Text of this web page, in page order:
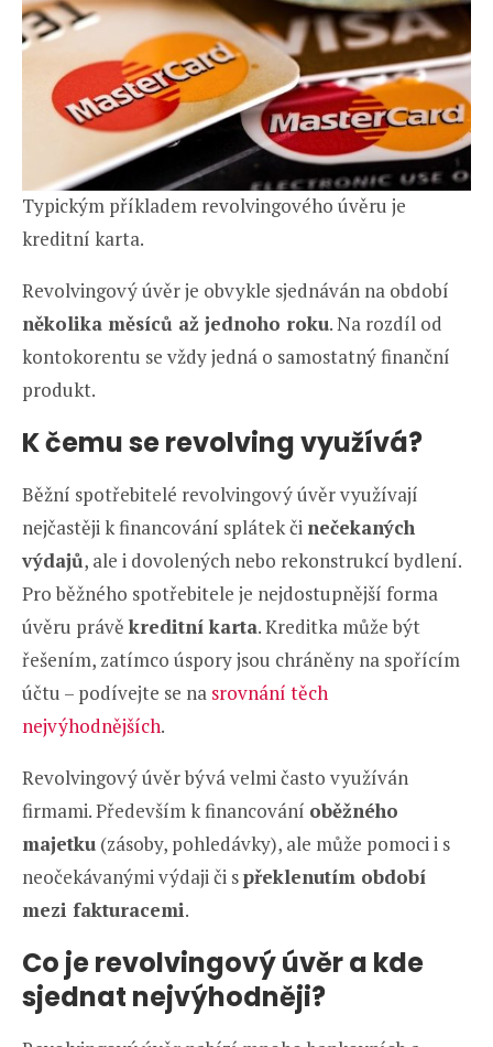
Typickým příkladem revolvingového úvěru je
kreditní karta.
Revolvingový úvěr je obvykle sjednáván na období
několika měsíců až jednoho roku. Na rozdíl od
kontokorentu se vždy jedná o samostatný finanční
produkt.
K čemu se revolving využívá?
Běžní spotřebitelé revolvingový úvěr využívají
nejčastěji k financování splátek či nečekaných
výdajů, ale i dovolených nebo rekonstrukcí bydlení.
Pro běžného spotřebitele je nejdostupnější forma
úvěru právě kreditní karta. Kreditka může být
řešením, zatímco úspory jsou chráněny na spořícím
účtu – podívejte se na srovnání těch
nejvýhodnějších.
Revolvingový úvěr bývá velmi často využíván
firmami. Především k financování oběžného
majetku (zásoby, pohledávky), ale může pomoci i s
neočekávanými výdaji či spřeklenutím období
mezi fakturacemi.
Co je revolvingový úvěr a kde
sjednat nejvýhodněji?